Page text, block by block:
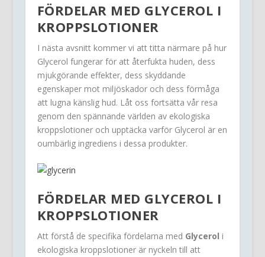
FÖRDELAR MED GLYCEROL I
KROPPSLOTIONER
I nästa avsnitt kommer vi att titta närmare på hur
Glycerol fungerar för att återfukta huden, dess
mjukgörande effekter, dess skyddande
egenskaper mot miljöskador och dess förmåga
att lugna känslig hud. Låt oss fortsätta vår resa
genom den spännande världen av ekologiska
kroppslotioner och upptäcka varför Glycerol är en
oumbärlig ingrediens i dessa produkter.
FÖRDELAR MED GLYCEROL I
KROPPSLOTIONER
Att förstå de specifika fördelarna med Glycerol i
ekologiska kroppslotioner är nyckeln till att